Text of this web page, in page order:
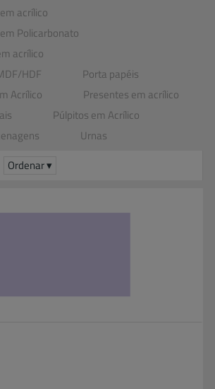
acrílico
Policarbonato
acrílico
​HDF
Porta papéis
Acrílico
Presentes em acrílico
Púlpitos em Acrílico
Urnas
Ordenar ▾